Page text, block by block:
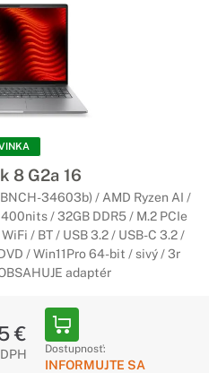
8 G2a 16
34603b) / AMD Ryzen AI /
/ 32GB DDR5 / M.2 PCIe
/ BT / USB 3.2 / USB-C 3.2 /
/ Win11Pro 64-bit / sivý / 3r
adaptér
€
Dostupnosť:
INFORMUJTE SA